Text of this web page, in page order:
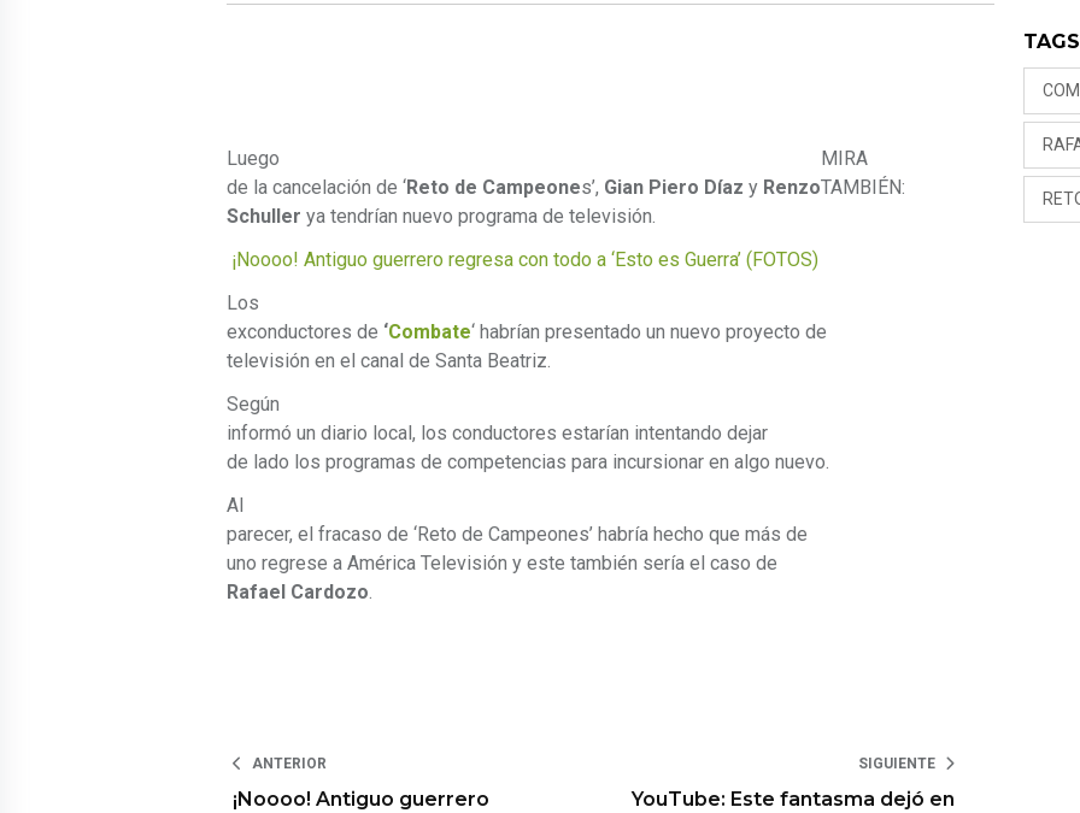
Luego
de la cancelación de ‘Reto de Campeones’, Gian Piero Díaz y Renzo
Schuller ya tendrían nuevo programa de televisión.
MIRA
TAMBIÉN:
¡Noooo! Antiguo guerrero regresa con todo a ‘Esto es Guerra’ (FOTOS)
Los
exconductores de ‘Combate‘ habrían presentado un nuevo proyecto de
televisión en el canal de Santa Beatriz.
Según
informó un diario local, los conductores estarían intentando dejar
de lado los programas de competencias para incursionar en algo nuevo.
Al
parecer, el fracaso de ‘Reto de Campeones’ habría hecho que más de
uno regrese a América Televisión y este también sería el caso de
Rafael Cardozo.
ANTERIOR
¡Noooo! Antiguo guerrero
SIGUIENTE
YouTube: Este fantasma dejó en
TAGS